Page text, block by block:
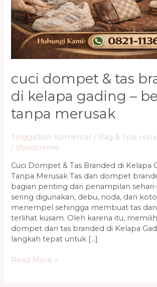
cuci dompet & tas
di kelapa gading –
tanpa merusak
Tinggalkan Komentar / Bag & Spa,
/ shoepreme
Cuci Dompet & Tas Branded di Kelapa
Tanpa Merusak Tas dan dompet
bagian penting dari penampilan sehari-
sering digunakan, debu, noda, dan
menempel sehingga membuat tas
terlihat kusam. Oleh karena itu, memilih
dompet dan tas branded di Kelapa
langkah tepat untuk […]
Gading
–
Bersih
Tanpa
Merusak
Read More »